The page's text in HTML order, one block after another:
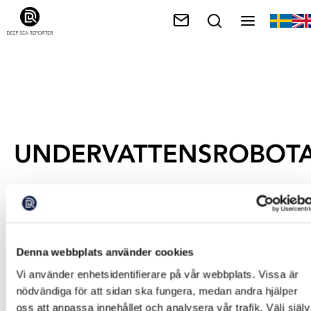
Denna webbplats använder cookies
Vi använder enhetsidentifierare på vår webbplats. Vissa är
nödvändiga för att sidan ska fungera, medan andra hjälper
oss att anpassa innehållet och analysera vår trafik. Välj själv